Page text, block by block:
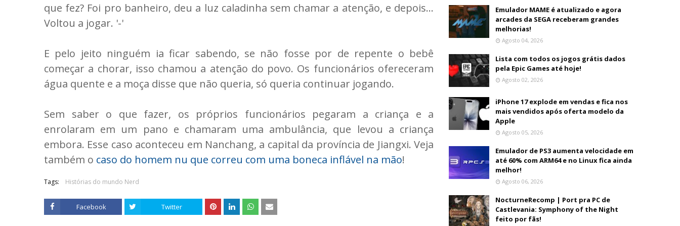
que fez? Foi pro banheiro, deu a luz caladinha sem chamar a atenção, e depois...
Voltou a jogar. '-'
E pelo jeito ninguém ia ficar sabendo, se não fosse por de repente o bebê
começar a chorar, isso chamou a atenção do povo. Os funcionários ofereceram
água quente e a moça disse que não queria, só queria continuar jogando.
Sem saber o que fazer, os próprios funcionários pegaram a criança e a
enrolaram em um pano e chamaram uma ambulância, que levou a criança
embora. Esse caso aconteceu em Nanchang, a capital da província de Jiangxi. Veja
também o caso do homem nu que correu com uma boneca inflável na mão!
Tags: Histórias do mundo Nerd
Facebook Twitter
Emulador MAME é atualizado e agora
arcades da SEGA receberam grandes
melhorias!
Agosto 04, 2026
Lista com todos os jogos grátis dados
pela Epic Games até hoje!
Agosto 02, 2026
iPhone 17 explode em vendas e fica nos
mais vendidos após oferta modelo da
Apple
Agosto 05, 2026
Emulador de PS3 aumenta velocidade em
até 60% com ARM64 e no Linux fica ainda
melhor!
Agosto 06, 2026
NocturneRecomp | Port pra PC de
Castlevania: Symphony of the Night
feito por fãs!